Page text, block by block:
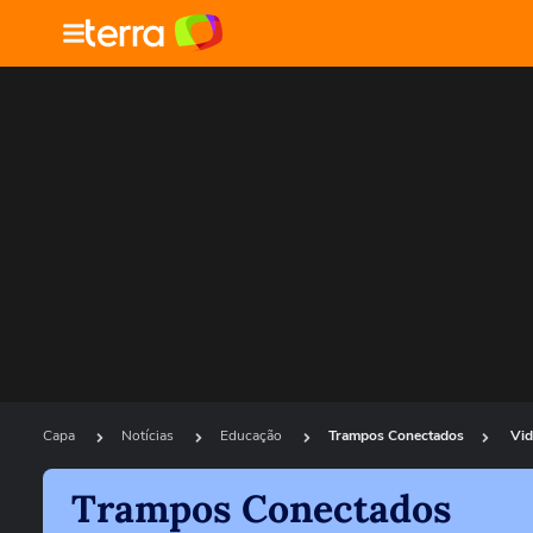
Capa Notícias Educação Trampos Conectados
Trampos Conectados